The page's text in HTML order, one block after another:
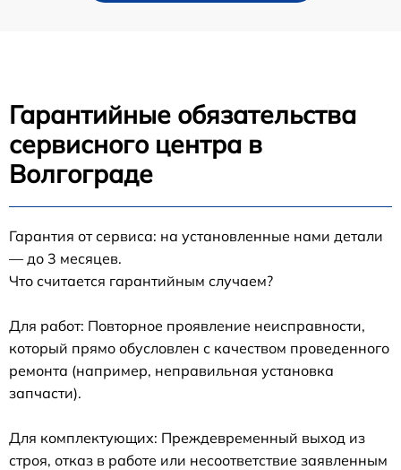
Гарантийные обязательства
сервисного центра в
Волгограде
Гарантия от сервиса: на установленные нами детали
— до 3 месяцев.
Что считается гарантийным случаем?
Для работ: Повторное проявление неисправности,
который прямо обусловлен с качеством проведенного
ремонта (например, неправильная установка
запчасти).
Для комплектующих: Преждевременный выход из
строя, отказ в работе или несоответствие заявленным